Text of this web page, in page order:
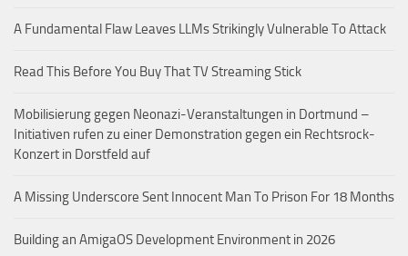
A Fundamental Flaw Leaves LLMs Strikingly Vulnerable To Attack
Read This Before You Buy That TV Streaming Stick
Mobilisierung gegen Neonazi-Veranstaltungen in Dortmund –
Initiativen rufen zu einer Demonstration gegen ein Rechtsrock-
Konzert in Dorstfeld auf
A Missing Underscore Sent Innocent Man To Prison For 18 Months
Building an AmigaOS Development Environment in 2026